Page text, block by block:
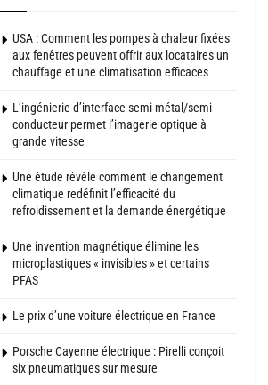
USA : Comment les pompes à chaleur fixées
aux fenêtres peuvent offrir aux locataires un
chauffage et une climatisation efficaces
L’ingénierie d’interface semi-métal/semi-
conducteur permet l’imagerie optique à
grande vitesse
Une étude révèle comment le changement
climatique redéfinit l’efficacité du
refroidissement et la demande énergétique
Une invention magnétique élimine les
microplastiques « invisibles » et certains
PFAS
Le prix d’une voiture électrique en France
Porsche Cayenne électrique : Pirelli conçoit
six pneumatiques sur mesure